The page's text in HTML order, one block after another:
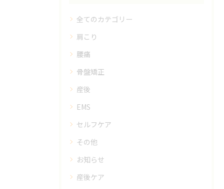
全てのカテゴリー
肩こり
腰痛
骨盤矯正
産後
EMS
セルフケア
その他
お知らせ
産後ケア